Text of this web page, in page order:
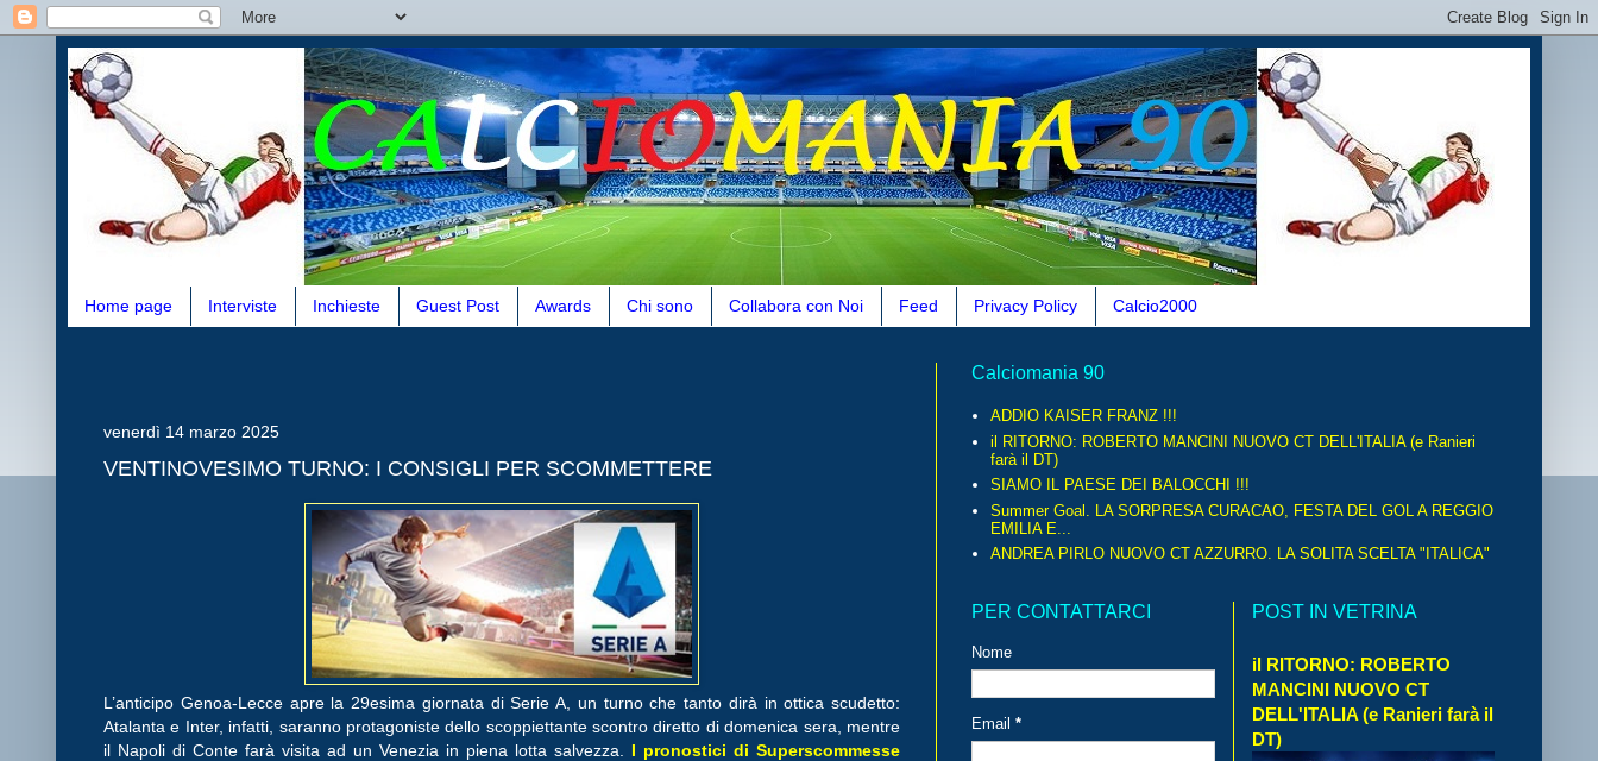
Home page Interviste Inchieste Guest Post Awards Chi sono Collabora con Noi Feed Privacy Policy Calcio2000
venerdì 14 marzo 2025
VENTINOVESIMO TURNO: I CONSIGLI PER SCOMMETTERE
L’anticipo Genoa-Lecce apre la 29esima giornata di Serie A, un turno che tanto dirà in ottica scudetto:
Atalanta e Inter, infatti, saranno protagoniste dello scoppiettante scontro diretto di domenica sera, mentre
il Napoli di Conte farà visita ad un Venezia in piena lotta salvezza. I pronostici di Superscommesse
Calciomania 90
ADDIO KAISER FRANZ !!!
il RITORNO: ROBERTO MANCINI NUOVO CT DELL'ITALIA (e Ranieri
farà il DT)
SIAMO IL PAESE DEI BALOCCHI !!!
Summer Goal. LA SORPRESA CURACAO, FESTA DEL GOL A REGGIO
EMILIA E...
ANDREA PIRLO NUOVO CT AZZURRO. LA SOLITA SCELTA "ITALICA"
PER CONTATTARCI
Nome
Email *
POST IN VETRINA
il RITORNO: ROBERTO
MANCINI NUOVO CT
DELL'ITALIA (e Ranieri farà il
DT)